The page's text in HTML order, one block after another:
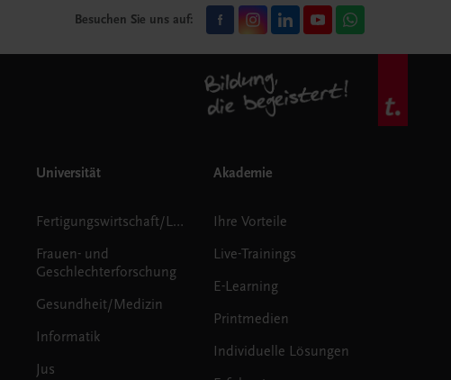
Besuchen Sie uns auf:
Universität
Fertigungswirtschaft/Logistik
Frauen- und
Geschlechterforschung
Gesundheit/Medizin
Informatik
Jus
Akademie
Ihre Vorteile
Live-Trainings
E-Learning
Printmedien
Individuelle Lösungen